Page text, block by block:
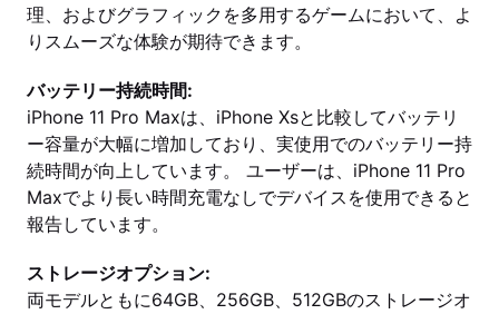
理、およびグラフィックを多用するゲームにおいて、よ
りスムーズな体験が期待できます。
バッテリー持続時間:
iPhone 11 Pro Maxは、iPhone Xsと比較してバッテリ
ー容量が大幅に増加しており、実使用でのバッテリー持
続時間が向上しています。 ユーザーは、iPhone 11 Pro
Maxでより長い時間充電なしでデバイスを使用できると
報告しています。
ストレージオプション:
両モデルともに64GB、256GB、512GBのストレージオ